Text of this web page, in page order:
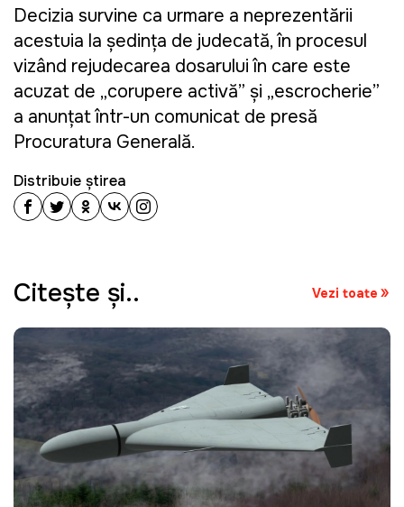
Decizia survine ca urmare a neprezentării
acestuia la ședința de judecată, în procesul
vizând rejudecarea dosarului în care este
acuzat de „corupere activă” și „escrocherie”
a anunțat într-un comunicat de presă
Procuratura Generală.
Distribuie știrea
Citeşte şi.. Vezi toate